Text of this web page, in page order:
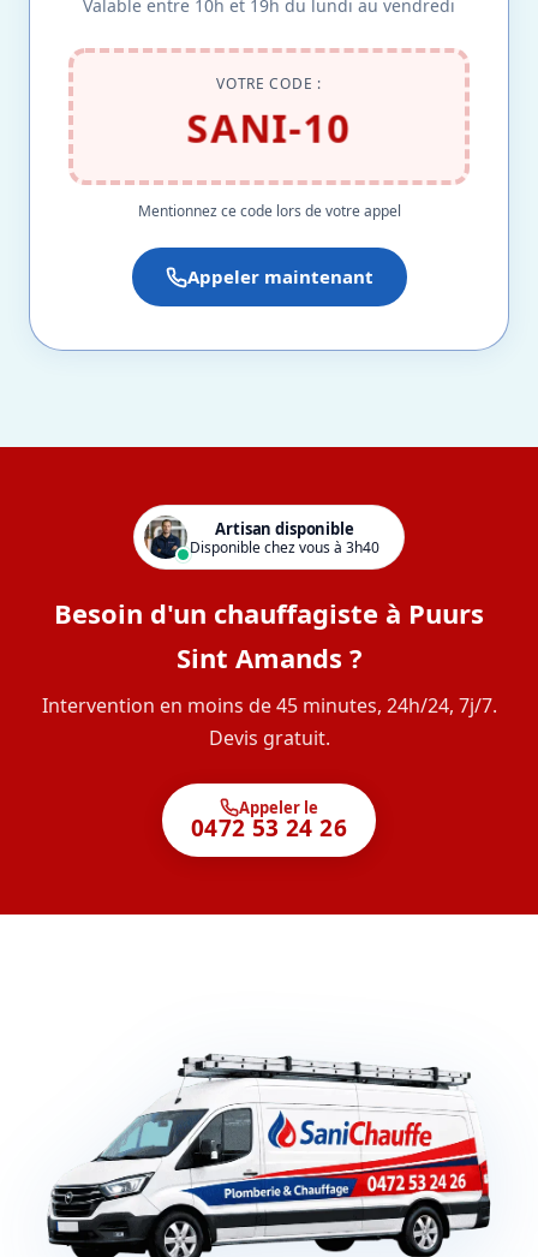
Valable entre 10h et 19h du lundi au vendredi
VOTRE CODE :
SANI-10
Mentionnez ce code lors de votre appel
Appeler maintenant
Artisan disponible
Disponible chez vous à 3h40
Besoin d'un chauffagiste à Puurs
Sint Amands ?
Intervention en moins de 45 minutes, 24h/24, 7j/7.
Devis gratuit.
Appeler le
0472 53 24 26